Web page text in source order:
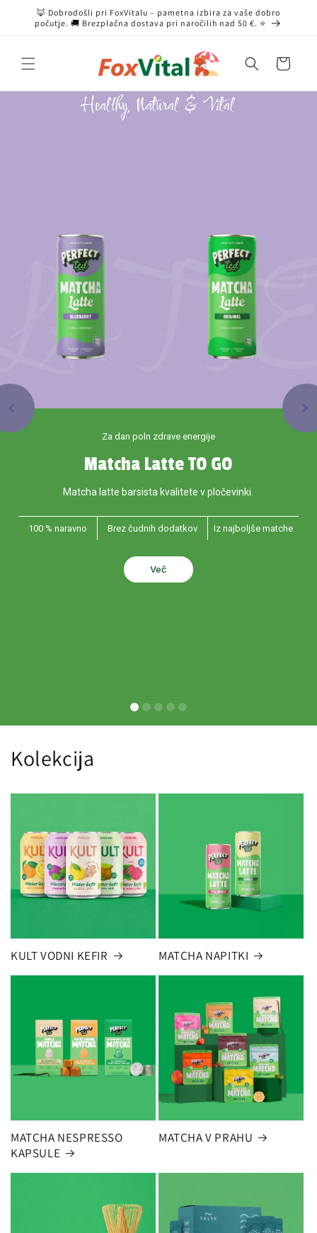
vsebino
🦊 Dobrodošli pri FoxVitalu – pametna izbira za vaše dobro
počutje. 🚚 Brezplačna dostava pri naročilih nad 50 €. ⭐
Košarica
Healthy, Natural & Vital
Za dan poln zdrave energije
Matcha Latte TO GO
Matcha latte barsista kvalitete v pločevinki.
100 % naravno Brez čudnih dodatkov Iz najboljše matche
Več
chevron_right
chevron_left
Kolekcija
KULT VODNI KEFIR MATCHA NAPITKI
MATCHA NESPRESSO
KAPSULE
MATCHA V PRAHU